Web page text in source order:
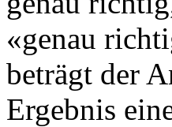
«genau
beträgt der
Ergebnis